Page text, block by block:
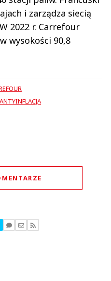
i zarządza siecią
2022 r. Carrefour
wysokości 90,8
komentarzy
komentarze